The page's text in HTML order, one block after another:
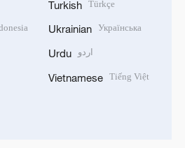
Turkish Türkçe
Ukrainian Українська
Urdu اردو
Vietnamese Tiếng Việt